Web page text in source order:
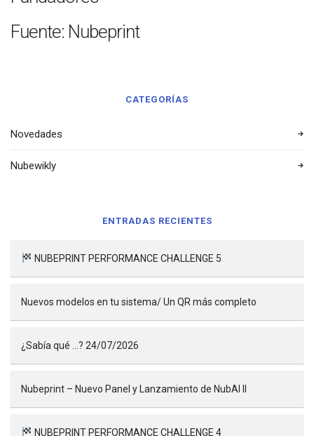
Fuente: Nubeprint
CATEGORÍAS
Novedades
Nubewikly
ENTRADAS RECIENTES
NUBEPRINT PERFORMANCE CHALLENGE 5
Nuevos modelos en tu sistema/ Un QR más completo
¿Sabía qué …? 24/07/2026
Nubeprint – Nuevo Panel y Lanzamiento de NubAI II
NUBEPRINT PERFORMANCE CHALLENGE 4